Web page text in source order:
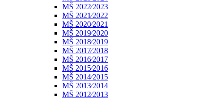
MŠ 2022⁄2023
MŠ 2021⁄2022
MŠ 2020⁄2021
MŠ 2019⁄2020
MŠ 2018⁄2019
MŠ 2017⁄2018
MŠ 2016⁄2017
MŠ 2015⁄2016
MŠ 2014⁄2015
MŠ 2013⁄2014
MŠ 2012⁄2013